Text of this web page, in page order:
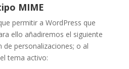
MIME
permitir a WordPress que
ello añadiremos el siguiente
de personalizaciones; o al
tema activo: